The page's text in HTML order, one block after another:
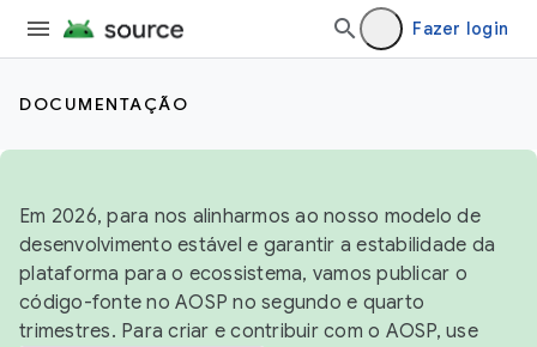
Fazer login
DOCUMENTAÇÃO
Em 2026, para nos alinharmos ao nosso modelo de
desenvolvimento estável e garantir a estabilidade da
plataforma para o ecossistema, vamos publicar o
código-fonte no AOSP no segundo e quarto
trimestres. Para criar e contribuir com o AOSP, use